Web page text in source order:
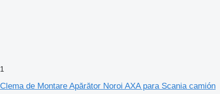
1
Clema de Montare Apărător Noroi AXA para Scania camión